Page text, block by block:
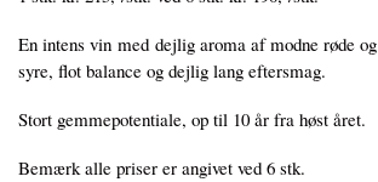
En intens vin med dejlig aroma af modne røde
syre, flot balance og dejlig lang eftersmag.
Stort gemmepotentiale, op til 10 år fra høst året.
Bemærk alle priser er angivet ved 6 stk.